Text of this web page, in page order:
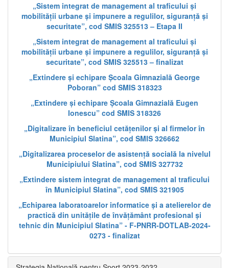
„Sistem integrat de management al traficului și
mobilității urbane și impunere a regulilor, siguranță și
securitate”, cod SMIS 325513 – Etapa II
„Sistem integrat de management al traficului și
mobilității urbane și impunere a regulilor, siguranță și
securitate”, cod SMIS 325513 – finalizat
„Extindere și echipare Școala Gimnazială George
Poboran” cod SMIS 318323
„Extindere și echipare Școala Gimnazială Eugen
Ionescu” cod SMIS 318326
„Digitalizare în beneficiul cetățenilor și al firmelor în
Municipiul Slatina”, cod SMIS 326662
„Digitalizarea proceselor de asistență socială la nivelul
Municipiului Slatina”, cod SMIS 327732
„Extindere sistem integrat de management al traficului
în Municipiul Slatina”, cod SMIS 321905
„Echiparea laboratoarelor informatice și a atelierelor de
practică din unitățile de învățământ profesional și
tehnic din Municipiul Slatina” - F-PNRR-DOTLAB-2024-
0273 - finalizat